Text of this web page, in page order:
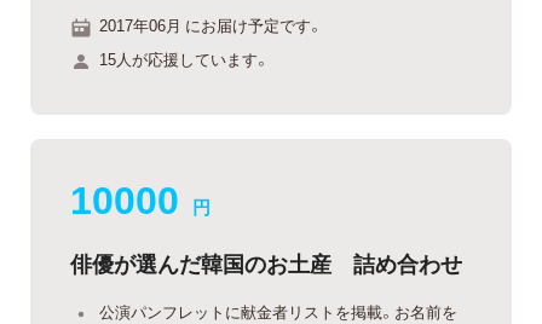
2017年06月 にお届け予定です。
15人が応援しています。
10000 円
俳優が選んだ韓国のお土産 詰め合わせ
公演パンフレットに献金者リストを掲載。お名前を